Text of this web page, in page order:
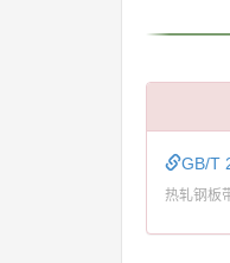
GB/T
热轧钢板